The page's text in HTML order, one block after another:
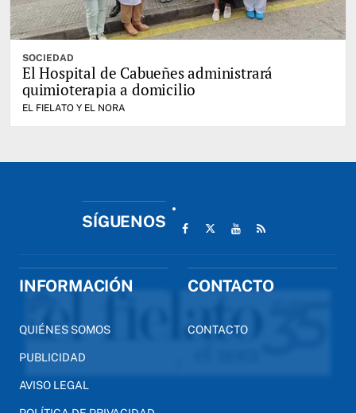
SOCIEDAD
El Hospital de Cabueñes administrará
quimioterapia a domicilio
EL FIELATO Y EL NORA
SÍGUENOS
INFORMACIÓN
QUIÉNES SOMOS
PUBLICIDAD
AVISO LEGAL
CONTACTO
CONTACTO